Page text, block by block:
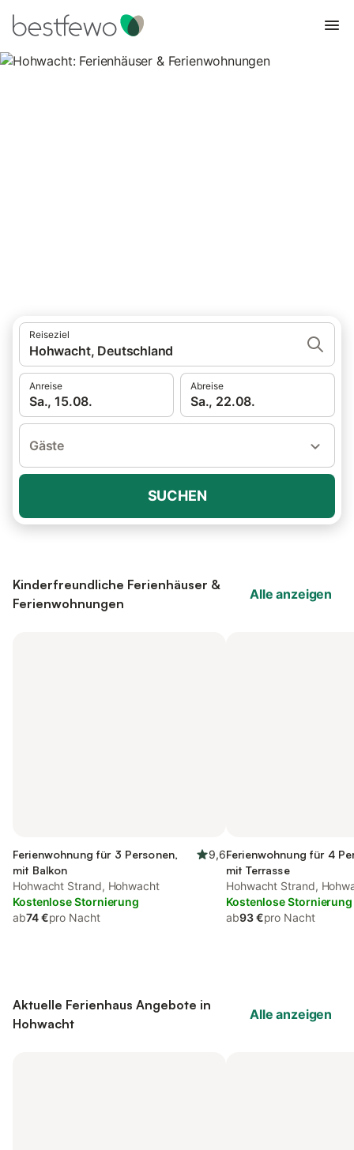
Reiseziel
Hohwacht, Deutschland
Anreise
Sa., 15.08.
Abreise
Sa., 22.08.
Gäste
SUCHEN
Kinderfreundliche Ferienhäuser &
Ferienwohnungen
Alle anzeigen
Ferienwohnung für 3 Personen,
mit Balkon
9,6
Hohwacht Strand, Hohwacht
Kostenlose Stornierung
ab74 €pro Nacht
Ferienwohnung für 4
mit Terrasse
Hohwacht Strand,
Kostenlose Stornierung
ab93 €pro Nacht
Aktuelle Ferienhaus Angebote in
Hohwacht
Alle anzeigen